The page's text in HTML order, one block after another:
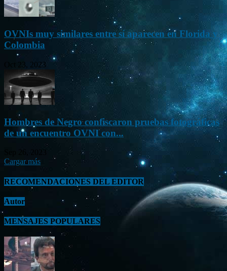
OVNIs muy similares entre sí aparecen en Florida y
Colombia
Oct 23, 2023
Hombres de Negro confiscaron pruebas fotográficas
de un encuentro OVNI con...
Cargar más
RECOMENDACIONES DEL EDITOR
Autor
MENSAJES POPULARES